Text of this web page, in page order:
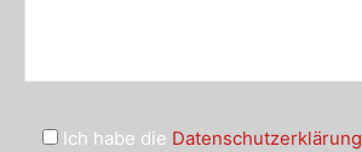
Ich habe die Datenschutzerklärung